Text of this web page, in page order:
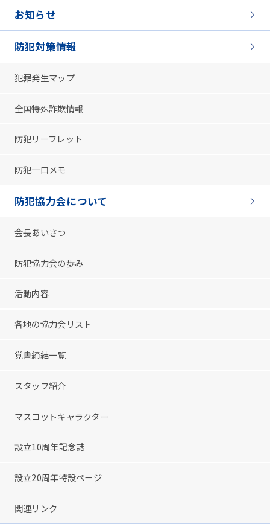
お知らせ
防犯対策情報
犯罪発生マップ
全国特殊詐欺情報
防犯リーフレット
防犯一口メモ
防犯協力会について
会長あいさつ
防犯協力会の歩み
活動内容
各地の協力会リスト
覚書締結一覧
スタッフ紹介
マスコットキャラクター
設立10周年記念誌
設立20周年特設ページ
関連リンク